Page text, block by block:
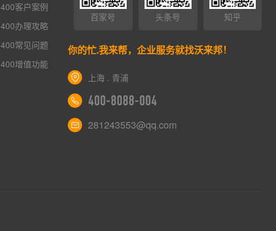
400客户案例
400办理攻略
400常见问题
400增值功能
百家号 头条号 知乎
你的忙.我来帮，企业服务就找沃来邦！
上海 . 青浦
400-8088-004
281243553@qq.com
AI智能助手
AI智能助手
您好，我是智能助手易小丽，很高兴为您服务